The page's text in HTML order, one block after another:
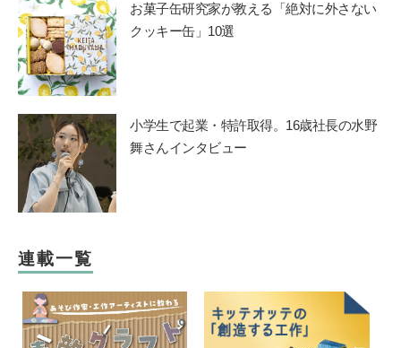
お菓子缶研究家が教える「絶対に外さない
クッキー缶」10選
小学生で起業・特許取得。16歳社長の水野
舞さんインタビュー
連載一覧